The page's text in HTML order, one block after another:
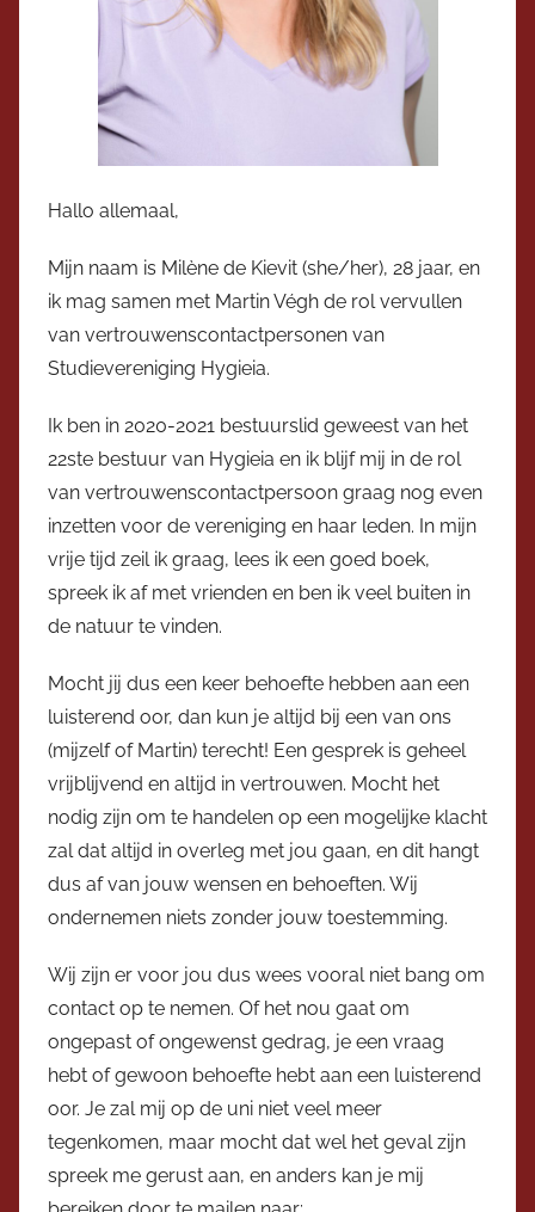
Hallo allemaal,
Mijn naam is Milène de Kievit (she/her), 28 jaar, en
ik mag samen met Martin Végh de rol vervullen
van vertrouwenscontactpersonen van
Studievereniging Hygieia.
Ik ben in 2020-2021 bestuurslid geweest van het
22ste bestuur van Hygieia en ik blijf mij in de rol
van vertrouwenscontactpersoon graag nog even
inzetten voor de vereniging en haar leden. In mijn
vrije tijd zeil ik graag, lees ik een goed boek,
spreek ik af met vrienden en ben ik veel buiten in
de natuur te vinden.
Mocht jij dus een keer behoefte hebben aan een
luisterend oor, dan kun je altijd bij een van ons
(mijzelf of Martin) terecht! Een gesprek is geheel
vrijblijvend en altijd in vertrouwen. Mocht het
nodig zijn om te handelen op een mogelijke klacht
zal dat altijd in overleg met jou gaan, en dit hangt
dus af van jouw wensen en behoeften. Wij
ondernemen niets zonder jouw toestemming.
Wij zijn er voor jou dus wees vooral niet bang om
contact op te nemen. Of het nou gaat om
ongepast of ongewenst gedrag, je een vraag
hebt of gewoon behoefte hebt aan een luisterend
oor. Je zal mij op de uni niet veel meer
tegenkomen, maar mocht dat wel het geval zijn
spreek me gerust aan, en anders kan je mij